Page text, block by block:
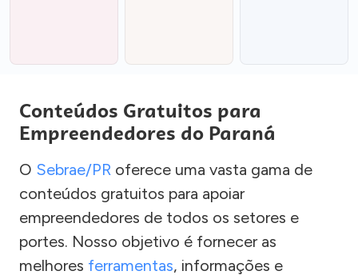
Conteúdos Gratuitos para
Empreendedores do Paraná
O Sebrae/PR oferece uma vasta gama de
conteúdos gratuitos para apoiar
empreendedores de todos os setores e
portes. Nosso objetivo é fornecer as
melhores ferramentas, informações e